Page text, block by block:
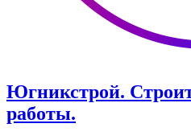
Югникстрой.
работы.